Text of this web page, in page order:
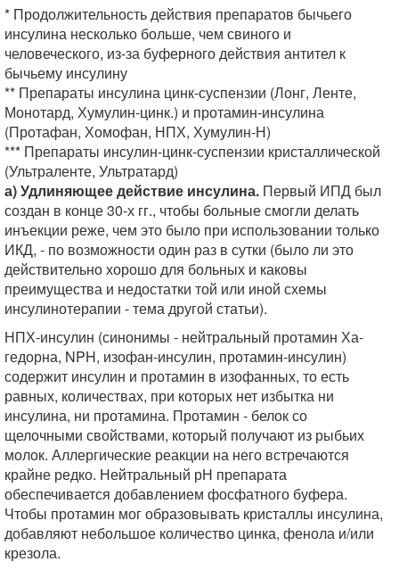
* Продолжительность действия препаратов бычьего
инсулина несколько больше, чем свиного и
человеческого, из-за буферного действия антител к
бычьему инсулину
** Препараты инсулина цинк-суспензии (Лонг, Ленте,
Монотард, Хумулин-цинк.) и протамин-инсулина
(Протафан, Хомофан, НПХ, Хумулин-Н)
*** Препараты инсулин-цинк-суспензии кристаллической
(Ультраленте, Ультратард)
а) Удлиняющее действие инсулина. Первый ИПД был
создан в конце 30-х гг., чтобы больные смогли делать
инъекции реже, чем это было при использовании только
ИКД, - по возможности один раз в сутки (было ли это
действительно хорошо для больных и каковы
преимущества и недостатки той или иной схемы
инсулинотерапии - тема другой статьи).
НПХ-инсулин (синонимы - нейтральный протамин Ха-
гедорна, NPH, изофан-инсулин, протамин-инсулин)
содержит инсулин и протамин в изофанных, то есть
равных, количествах, при которых нет избытка ни
инсулина, ни протамина. Протамин - белок со
щелочными свойствами, который получают из рыбьих
молок. Аллергические реакции на него встречаются
крайне редко. Нейтральный рН препарата
обеспечивается добавлением фосфатного буфера.
Чтобы протамин мог образовывать кристаллы инсулина,
добавляют небольшое количество цинка, фенола и/или
крезола.